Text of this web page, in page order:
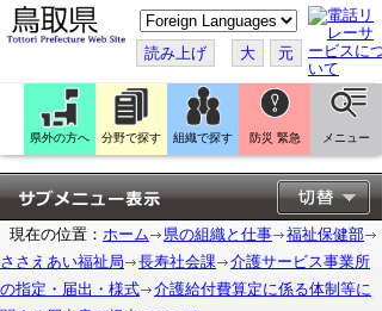
こ
の
ペ
ー
ジ
翻
訳
す
る
読み上げ 大 元
県外の方へ 分野で探す 組織で探す 防災 緊急 メニュー
現在の位置： ホーム 県の組織と仕事
福祉保健部
ささえあい福祉局
長寿社会課
介護サービス事業所
の指定・届出・様式
介護給付費算定に係る体制等に